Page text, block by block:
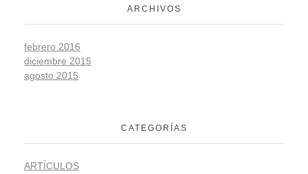
ARCHIVOS
febrero 2016
diciembre 2015
agosto 2015
CATEGORÍAS
ARTÍCULOS